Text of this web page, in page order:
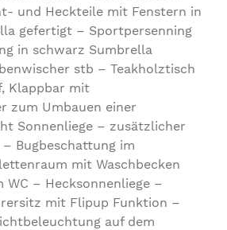
und Heckteile mit Fenstern in
gefertigt – Sportpersenning
in schwarz Sumbrella
stb – Teakholztisch
Klappbar mit
zum Umbauen einer
Sonnenliege – zusätzlicher
Bugbeschattung im
mit Waschbecken
WC – Hecksonnenliege –
mit Flipup Funktion –
auf dem